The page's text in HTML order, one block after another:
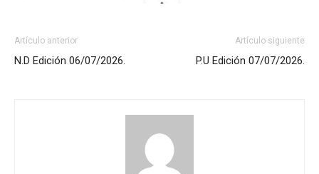
Artículo anterior
N.D Edición 06/07/2026.
Artículo siguiente
P.U Edición 07/07/2026.